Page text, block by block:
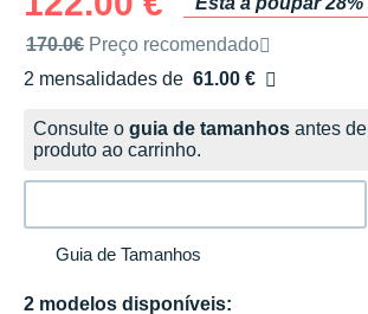
Preço de venda recomendado pela marca
170.0€ Preço recomendado
2 mensalidades de 61.00 €
sem custos
Consulte o guia de tamanhos antes
produto ao carrinho.
Guia de Tamanhos
2 modelos disponíveis: